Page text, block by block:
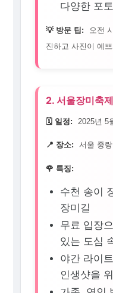
다양한 포
💡 방문 팁:
오전
진하고 사진이 예
2. 서울장미축제
🗓️ 일정: 2025년 5
📍 장소: 서울 중
🌹 특징:
수천 송이
장미길
무료 입장
있는 도심
야간 라이
인생샷을